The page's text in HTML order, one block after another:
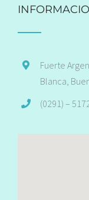
Fuerte
Blanca,
(0291) –